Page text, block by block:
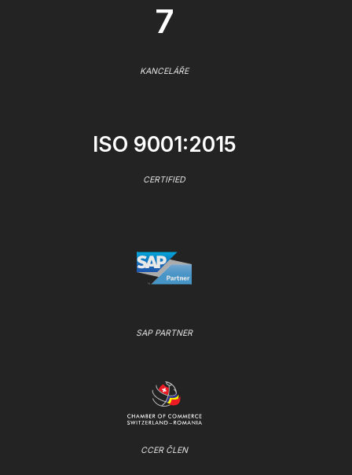
7
KANCELÁŘE
ISO 9001:2015
CERTIFIED
SAP PARTNER
CCER ČLEN